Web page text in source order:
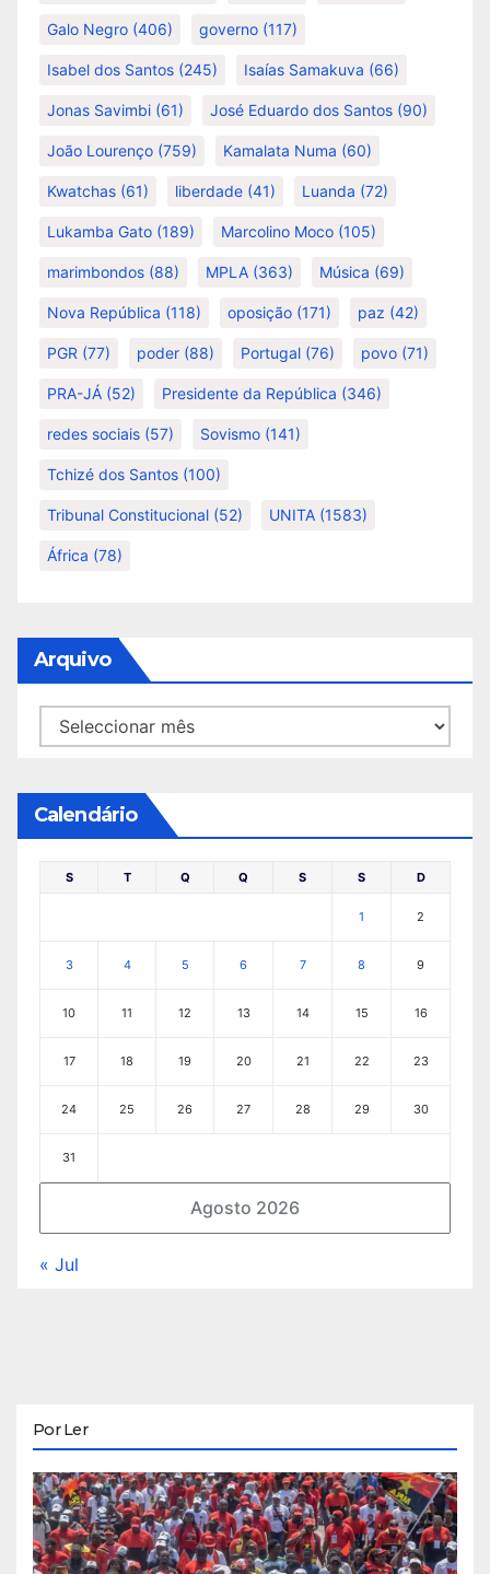
Galo Negro (406) governo (117)
Isabel dos Santos (245) Isaías Samakuva (66)
Jonas Savimbi (61) José Eduardo dos Santos (90)
João Lourenço (759) Kamalata Numa (60)
Kwatchas (61) liberdade (41) Luanda (72)
Lukamba Gato (189) Marcolino Moco (105)
marimbondos (88) MPLA (363) Música (69)
Nova República (118) oposição (171) paz (42)
PGR (77) poder (88) Portugal (76) povo (71)
PRA-JÁ (52) Presidente da República (346)
redes sociais (57) Sovismo (141)
Tchizé dos Santos (100)
Tribunal Constitucional (52) UNITA (1583)
África (78)
Arquivo
Arquivo
Calendário
Agosto 2026
S T Q Q S S D
1 2
3 4 5 6 7 8 9
10 11 12 13 14 15 16
17 18 19 20 21 22 23
24 25 26 27 28 29 30
31
« Jul
Por Ler